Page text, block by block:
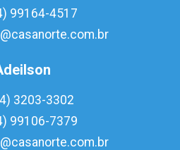
99164-4517
3203-3302
99106-7379